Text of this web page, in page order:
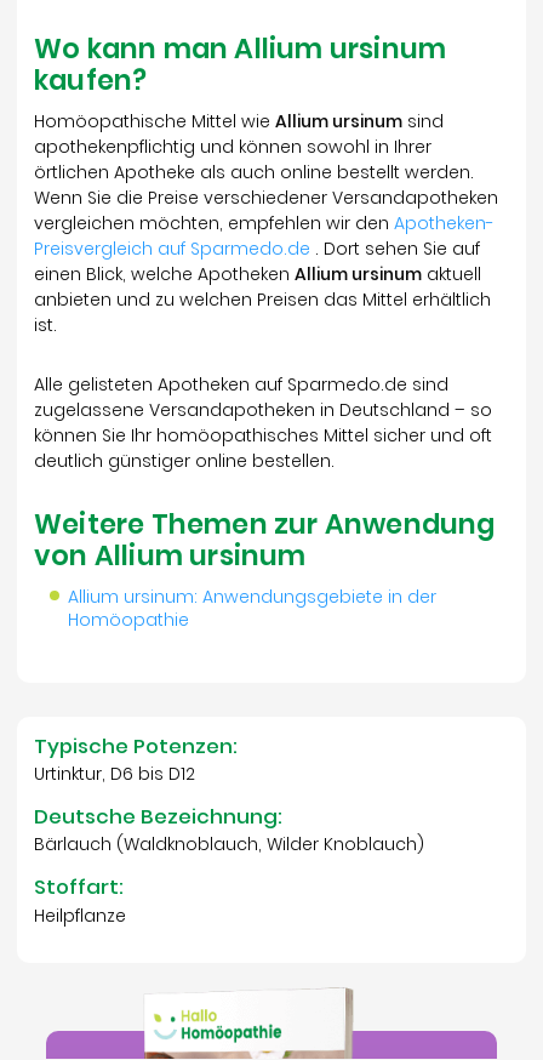
Wo kann man Allium ursinum
kaufen?
Homöopathische Mittel wie Allium ursinum sind
apothekenpflichtig und können sowohl in Ihrer
örtlichen Apotheke als auch online bestellt werden.
Wenn Sie die Preise verschiedener Versandapotheken
vergleichen möchten, empfehlen wir den Apotheken-
Preisvergleich auf Sparmedo.de . Dort sehen Sie auf
einen Blick, welche Apotheken Allium ursinum aktuell
anbieten und zu welchen Preisen das Mittel erhältlich
ist.
Alle gelisteten Apotheken auf Sparmedo.de sind
zugelassene Versandapotheken in Deutschland – so
können Sie Ihr homöopathisches Mittel sicher und oft
deutlich günstiger online bestellen.
Weitere Themen zur Anwendung
von Allium ursinum
Allium ursinum: Anwendungsgebiete in der
Homöopathie
Typische Potenzen:
Urtinktur, D6 bis D12
Deutsche Bezeichnung:
Bärlauch (Waldknoblauch, Wilder Knoblauch)
Stoffart:
Heilpflanze